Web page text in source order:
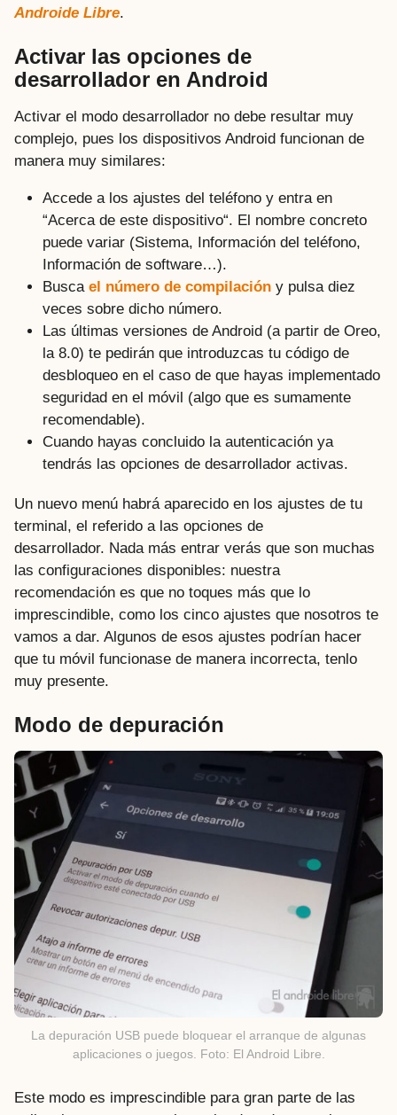
Androide Libre.
Activar las opciones de
desarrollador en Android
Activar el modo desarrollador no debe resultar muy
complejo, pues los dispositivos Android funcionan de
manera muy similares:
Accede a los ajustes del teléfono y entra en
“Acerca de este dispositivo“. El nombre concreto
puede variar (Sistema, Información del teléfono,
Información de software…).
Busca el número de compilacióny pulsa diez
veces sobre dicho número.
Las últimas versiones de Android (a partir de Oreo,
la 8.0) te pedirán que introduzcas tu código de
desbloqueo en el caso de que hayas implementado
seguridad en el móvil (algo que es sumamente
recomendable).
Cuando hayas concluido la autenticación ya
tendrás las opciones de desarrollador activas.
Un nuevo menú habrá aparecido en los ajustes de tu
terminal, el referido a las opciones de
desarrollador. Nada más entrar verás que son muchas
las configuraciones disponibles: nuestra
recomendación es que no toques más que lo
imprescindible, como los cinco ajustes que nosotros te
vamos a dar. Algunos de esos ajustes podrían hacer
que tu móvil funcionase de manera incorrecta, tenlo
muy presente.
Modo de depuración
La depuración USB puede bloquear el arranque de algunas
aplicaciones o juegos. Foto: El Android Libre.
Este modo es imprescindible para gran parte de las